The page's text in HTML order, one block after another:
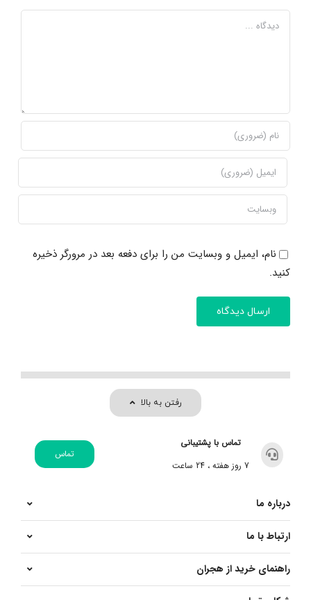
دیدگاه
نام، ایمیل و وبسایت من را برای دفعه بعد در مرورگر ذخیره
کنید.
رفتن به بالا
تماس با پشتیبانی
7 روز هفته ، 24 ساعت
تماس
درباره ما
ارتباط با ما
راهنمای خرید از هجران